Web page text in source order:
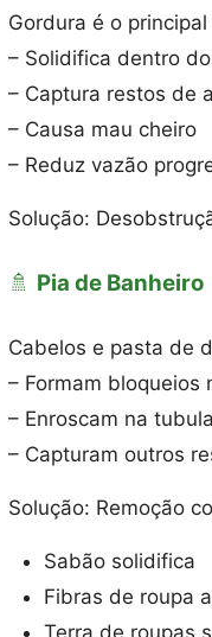
Gordura é o
– Solidifica dentro
– Captura restos de
– Causa mau cheiro
– Reduz vazão
Solução:
🚿 Pia de Banheiro
Cabelos e pasta de
– Formam bloqueios
– Enroscam na
– Capturam outros
Solução: Remoção
Sabão solidifica
Fibras de roupa
Terra de roupas